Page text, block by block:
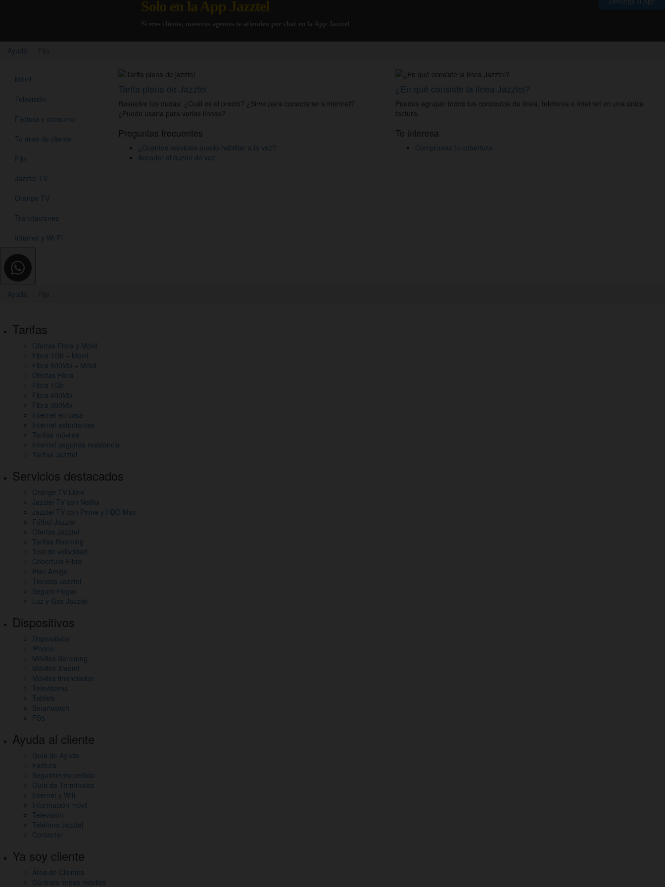
Solo en la App Jazztel
Si eres cliente, nuestros agentes te atienden por chat en la App Jazztel
Ayuda
Móvil
Televisión
Factura y consumo
Tu área de cliente
Fijo
Jazztel TV
Orange TV
Tramitaciones
Internet y Wi-Fi
Tarifa plana de Jazztel
Resuelve tus dudas: ¿Cuál es el precio? ¿Sirve para conectarse a internet?
¿Puedo usarla para varias líneas?
¿En qué consiste la línea Jazztel?
Puedes agrupar todos tus conceptos de línea, telefonía e Internet en una única
factura.
Preguntas frecuentes
¿Cuantos servicios puedo habilitar a la vez?
Acceder al buzón de voz
Te interesa
Comprueba tu cobertura
Ayuda
Pie
de
página,
mapa
sitio
otros
enlaces
de
interés
Tarifas
Ofertas Fibra y Móvil
Fibra 1Gb + Móvil
Fibra 600Mb + Móvil
Ofertas Fibra
Fibra 1Gb
Fibra 600Mb
Fibra 300Mb
Internet en casa
Internet estudiantes
Tarifas móviles
Internet segunda residencia
Tarifas Jazztel
Servicios destacados
Orange TV Libre
Jazztel TV con Netflix
Jazztel TV con Prime y HBO Max
Fútbol Jazztel
Ofertas Jazztel
Tarifas Roaming
Test de velocidad
Cobertura Fibra
Plan Amigo
Tiendas Jazztel
Seguro Hogar
Luz y Gas Jazztel
Dispositivos
Dispositivos
iPhone
Móviles Samsung
Móviles Xiaomi
Móviles financiados
Televisores
Tablets
Smartwatch
PS5
Ayuda al cliente
Guía de Ayuda
Factura
Seguimiento pedido
Guía de Terminales
Internet y Wifi
Información móvil
Televisión
Teléfono Jazztel
Contactar
Ya soy cliente
Área de Clientes
Contrata líneas móviles